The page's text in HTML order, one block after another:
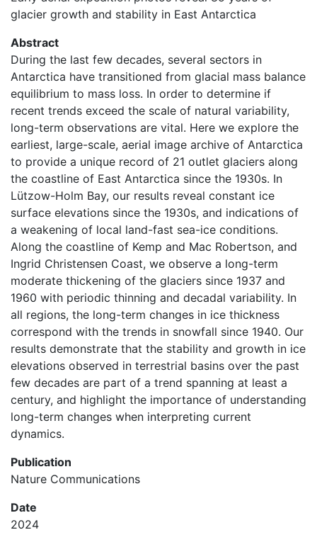
glacier growth and stability in East Antarctica
Abstract
During the last few decades, several sectors in
Antarctica have transitioned from glacial mass balance
equilibrium to mass loss. In order to determine if
recent trends exceed the scale of natural variability,
long-term observations are vital. Here we explore the
earliest, large-scale, aerial image archive of Antarctica
to provide a unique record of 21 outlet glaciers along
the coastline of East Antarctica since the 1930s. In
Lützow-Holm Bay, our results reveal constant ice
surface elevations since the 1930s, and indications of
a weakening of local land-fast sea-ice conditions.
Along the coastline of Kemp and Mac Robertson, and
Ingrid Christensen Coast, we observe a long-term
moderate thickening of the glaciers since 1937 and
1960 with periodic thinning and decadal variability. In
all regions, the long-term changes in ice thickness
correspond with the trends in snowfall since 1940. Our
results demonstrate that the stability and growth in ice
elevations observed in terrestrial basins over the past
few decades are part of a trend spanning at least a
century, and highlight the importance of understanding
long-term changes when interpreting current
dynamics.
Publication
Nature Communications
Date
2024